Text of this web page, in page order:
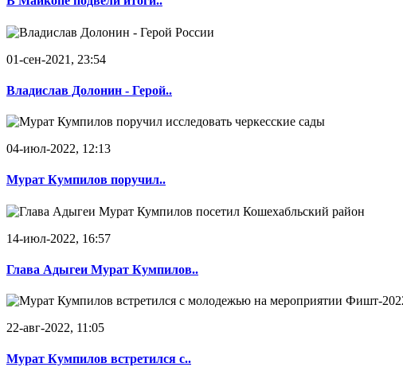
01-сен-2021, 23:54
Владислав Долонин - Герой..
04-июл-2022, 12:13
Мурат Кумпилов поручил..
14-июл-2022, 16:57
Глава Адыгеи Мурат Кумпилов..
22-авг-2022, 11:05
Мурат Кумпилов встретился с..